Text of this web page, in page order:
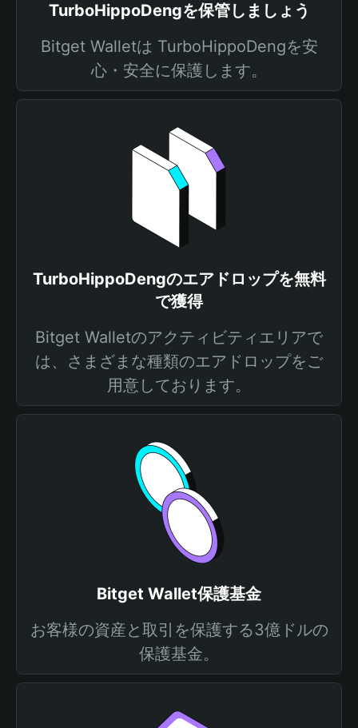
TurboHippoDengを保管しましょう
Bitget Walletは TurboHippoDengを安
心・安全に保護します。
TurboHippoDengのエアドロップを無料
で獲得
Bitget Walletのアクティビティエリアで
は、さまざまな種類のエアドロップをご
用意しております。
Bitget Wallet保護基金
お客様の資産と取引を保護する3億ドルの
保護基金。